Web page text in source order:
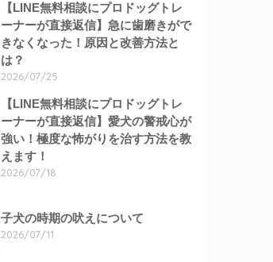
【LINE無料相談にプロドッグトレ
ーナーが直接返信】急に歯磨きがで
きなくなった！原因と改善方法と
は？
2026/07/25
【LINE無料相談にプロドッグトレ
ーナーが直接返信】愛犬の警戒心が
強い！極度な怖がりを治す方法を教
えます！
2026/07/18
子犬の時期の吠えについて
2026/07/11